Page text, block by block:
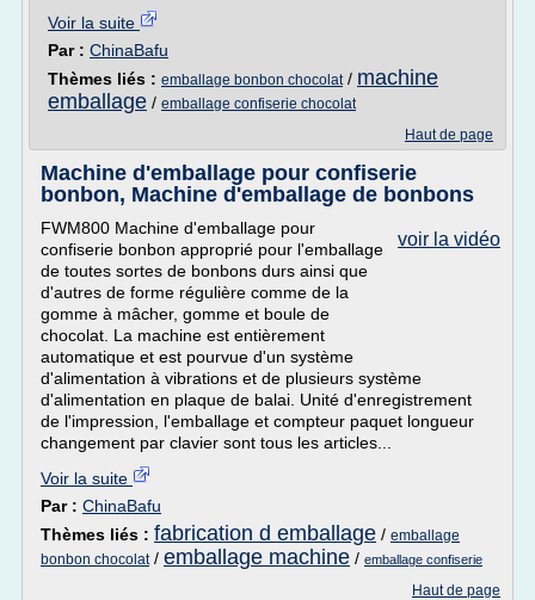
Voir la suite
Par : ChinaBafu
Thèmes liés : emballage bonbon chocolat/ machine
emballage / emballage confiserie chocolat
Haut de page
Machine d'emballage pour confiserie
bonbon, Machine d'emballage de bonbons
voir la vidéo
FWM800 Machine d'emballage pour
confiserie bonbon approprié pour l'emballage
de toutes sortes de bonbons durs ainsi que
d'autres de forme régulière comme de la
gomme à mâcher, gomme et boule de
chocolat. La machine est entièrement
automatique et est pourvue d'un système
d'alimentation à vibrations et de plusieurs système
d'alimentation en plaque de balai. Unité d'enregistrement
de l'impression, l'emballage et compteur paquet longueur
changement par clavier sont tous les articles...
Voir la suite
Par : ChinaBafu
Thèmes liés : fabrication d emballage / emballage
bonbon chocolat/ emballage machine / emballage confiserie
Haut de page